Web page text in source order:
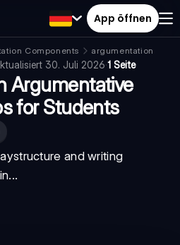
App öffnen
Components
argumentation
30. Juli 2026·1 Seite
Argumentative
for Students
structure and writing